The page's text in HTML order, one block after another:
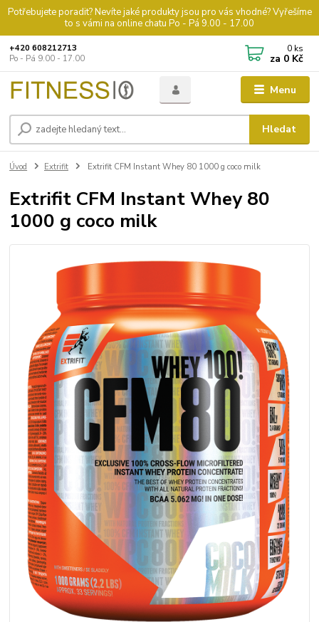
Potřebujete poradit? Nevíte jaké produkty jsou pro vás vhodné? Vyřešíme
to s vámi na online chatu Po - Pá 9.00 - 17.00
Menu
Hledat
+420 608212713
Po - Pá 9.00 - 17.00
0 ks
za 0 Kč
Úvod Extrifit Extrifit CFM Instant Whey 80 1000 g coco milk
Extrifit CFM Instant Whey 80
1000 g coco milk